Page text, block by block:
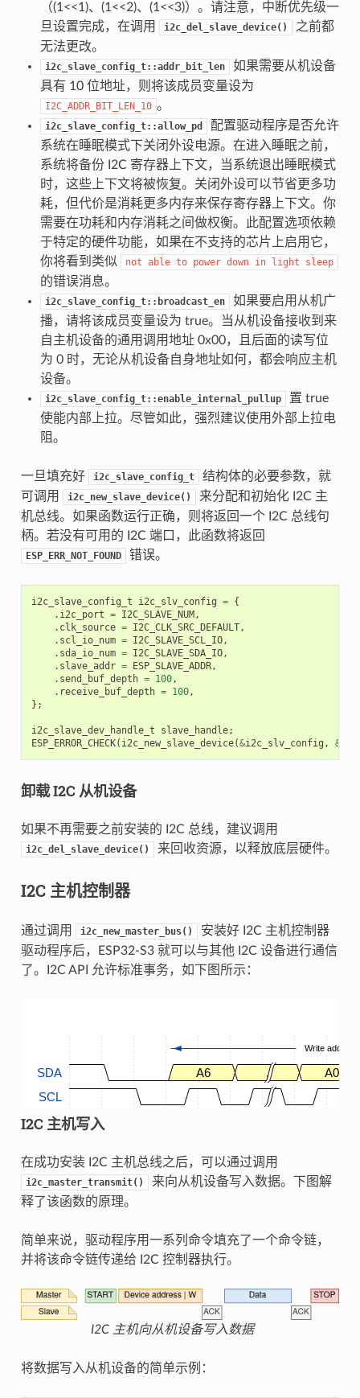
（(1<<1)、(1<<2)、(1<<3)）。请注意，中断优先级一
旦设置完成，在调用
i2c_del_slave_device()
之前都
无法更改。
i2c_slave_config_t::addr_bit_len
如果需要从机设备
具有 10 位地址，则将该成员变量设为
I2C_ADDR_BIT_LEN_10 。
i2c_slave_config_t::allow_pd
配置驱动程序是否允许
系统在睡眠模式下关闭外设电源。在进入睡眠之前，
系统将备份 I2C 寄存器上下文，当系统退出睡眠模式
时，这些上下文将被恢复。关闭外设可以节省更多功
耗，但代价是消耗更多内存来保存寄存器上下文。你
需要在功耗和内存消耗之间做权衡。此配置选项依赖
于特定的硬件功能，如果在不支持的芯片上启用它，
你将看到类似
not able to power down in light sleep
的错误消息。
i2c_slave_config_t::broadcast_en
如果要启用从机广
播，请将该成员变量设为 true。当从机设备接收到来
自主机设备的通用调用地址 0x00，且后面的读写位
为 0 时，无论从机设备自身地址如何，都会响应主机
设备。
i2c_slave_config_t::enable_internal_pullup
置 true
使能内部上拉。尽管如此，强烈建议使用外部上拉电
阻。
一旦填充好 i2c_slave_config_t
结构体的必要参数，就
可调用
i2c_new_slave_device()
来分配和初始化 I2C 主
机总线。如果函数运行正确，则将返回一个 I2C 总线句
柄。若没有可用的 I2C 端口，此函数将返回
ESP_ERR_NOT_FOUND 错误。
i2c_slave_config_t i2c_slv_config = {
. i2c_port = I2C_SLAVE_NUM ,
. clk_source = I2C_CLK_SRC_DEFAULT,
. scl_io_num = I2C_SLAVE_SCL_IO,
. sda_io_num = I2C_SLAVE_SDA_IO,
. slave_addr = ESP_SLAVE_ADDR,
. send_buf_depth = 100,
. receive_buf_depth = 100,
};
i2c_slave_dev_handle_t slave_handle;
ESP_ERROR_CHECK( i2c_new_slave_device(&i2c_slv_config , &
卸载 I2C 从机设备
如果不再需要之前安装的 I2C 总线，建议调用
i2c_del_slave_device() 来回收资源，以释放底层硬件。
I2C 主机控制器
通过调用 i2c_new_master_bus()
安装好 I2C 主机控制器
驱动程序后，ESP32-S3 就可以与其他 I2C 设备进行通信
了。I2C API 允许标准事务，如下图所示：
SDA A6 .
A0
SCL
Write address
I2C 主机写入
在成功安装 I2C 主机总线之后，可以通过调用
i2c_master_transmit()
来向从机设备写入数据。下图解
释了该函数的原理。
简单来说，驱动程序用一系列命令填充了一个命令链，
并将该命令链传递给 I2C 控制器执行。
I2C 主机向从机设备写入数据
将数据写入从机设备的简单示例：